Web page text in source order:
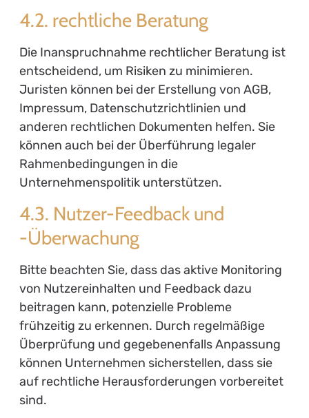
4.2. rechtliche Beratung
Die Inanspruchnahme rechtlicher Beratung ist
entscheidend, um Risiken zu minimieren.
Juristen können bei der Erstellung von AGB,
Impressum, Datenschutzrichtlinien und
anderen rechtlichen Dokumenten helfen. Sie
können auch bei der Überführung legaler
Rahmenbedingungen in die
Unternehmenspolitik unterstützen.
4.3. Nutzer-Feedback und
-Überwachung
Bitte beachten Sie, dass das aktive Monitoring
von Nutzereinhalten und Feedback dazu
beitragen kann, potenzielle Probleme
frühzeitig zu erkennen. Durch regelmäßige
Überprüfung und gegebenenfalls Anpassung
können Unternehmen sicherstellen, dass sie
auf rechtliche Herausforderungen vorbereitet
sind.